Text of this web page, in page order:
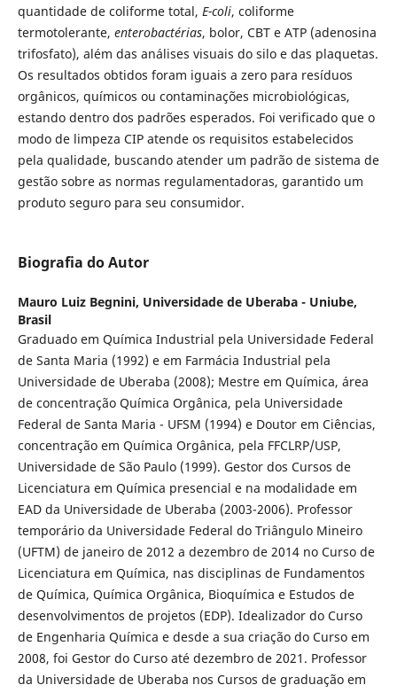
quantidade de coliforme total, E-coli, coliforme
termotolerante, enterobactérias, bolor, CBT e ATP (adenosina
trifosfato), além das análises visuais do silo e das plaquetas.
Os resultados obtidos foram iguais a zero para resíduos
orgânicos, químicos ou contaminações microbiológicas,
estando dentro dos padrões esperados. Foi verificado que o
modo de limpeza CIP atende os requisitos estabelecidos
pela qualidade, buscando atender um padrão de sistema de
gestão sobre as normas regulamentadoras, garantido um
produto seguro para seu consumidor.
Biografia do Autor
Mauro Luiz Begnini, Universidade de Uberaba - Uniube,
Brasil
Graduado em Química Industrial pela Universidade Federal
de Santa Maria (1992) e em Farmácia Industrial pela
Universidade de Uberaba (2008); Mestre em Química, área
de concentração Química Orgânica, pela Universidade
Federal de Santa Maria - UFSM (1994) e Doutor em Ciências,
concentração em Química Orgânica, pela FFCLRP/USP,
Universidade de São Paulo (1999). Gestor dos Cursos de
Licenciatura em Química presencial e na modalidade em
EAD da Universidade de Uberaba (2003-2006). Professor
temporário da Universidade Federal do Triângulo Mineiro
(UFTM) de janeiro de 2012 a dezembro de 2014 no Curso de
Licenciatura em Química, nas disciplinas de Fundamentos
de Química, Química Orgânica, Bioquímica e Estudos de
desenvolvimentos de projetos (EDP). Idealizador do Curso
de Engenharia Química e desde a sua criação do Curso em
2008, foi Gestor do Curso até dezembro de 2021. Professor
da Universidade de Uberaba nos Cursos de graduação em